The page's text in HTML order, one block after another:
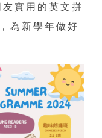
實用的英文拼
為新學年做好